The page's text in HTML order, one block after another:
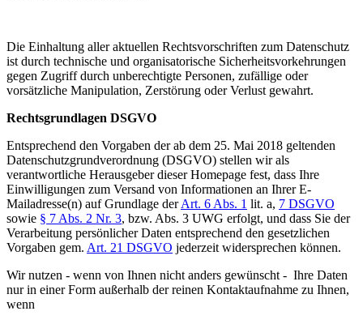
Die Einhaltung aller aktuellen Rechtsvorschriften zum Datenschutz
ist durch technische und organisatorische Sicherheitsvorkehrungen
gegen Zugriff durch unberechtigte Personen, zufällige oder
vorsätzliche Manipulation, Zerstörung oder Verlust gewahrt.
Rechtsgrundlagen DSGVO
Entsprechend den Vorgaben der ab dem 25. Mai 2018 geltenden
Datenschutzgrundverordnung (DSGVO) stellen wir als
verantwortliche Herausgeber dieser Homepage fest, dass Ihre
Einwilligungen zum Versand von Informationen an Ihrer E-
Mailadresse(n) auf Grundlage derArt. 6 Abs. 1 lit. a, 7 DSGVO
sowie § 7 Abs. 2 Nr. 3, bzw. Abs. 3 UWG erfolgt, und dass Sie der
Verarbeitung persönlicher Daten entsprechend den gesetzlichen
Vorgaben gem. Art. 21 DSGVO jederzeit widersprechen können.
Wir nutzen - wenn von Ihnen nicht anders gewünscht - Ihre Daten
nur in einer Form außerhalb der reinen Kontaktaufnahme zu Ihnen,
wenn